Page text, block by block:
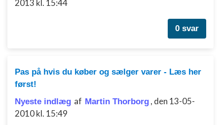
2013 kl. 15:44
0 svar
Pas på hvis du køber og sælger varer - Læs her
først!
Nyeste indlæg af Martin Thorborg , den 13-05-
2010 kl. 15:49